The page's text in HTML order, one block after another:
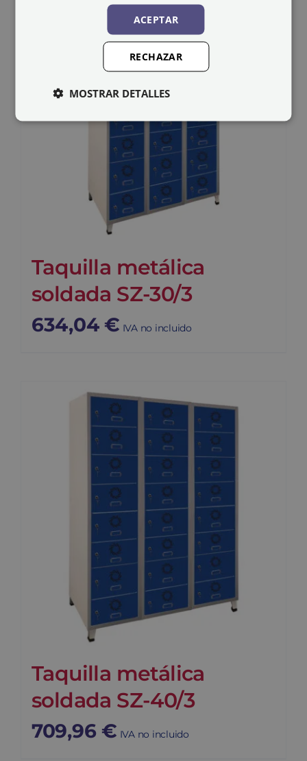
Taquilla metálica
soldada SZ-30/3
634,04 € IVA no incluido
Taquilla metálica
soldada SZ-40/3
709,96 € IVA no incluido
ACEPTAR
RECHAZAR
MOSTRAR DETALLES